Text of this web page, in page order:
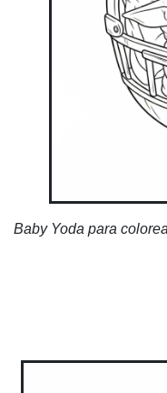
Baby Yoda para